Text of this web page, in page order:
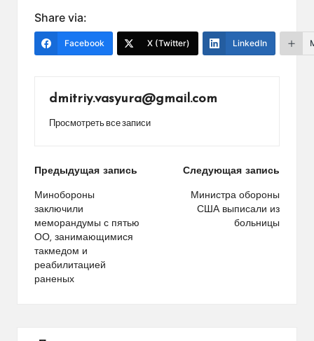
Share via:
Facebook X (Twitter) LinkedIn
dmitriy.vasyura@gmail.com
Просмотреть все записи
Навигация
по
записям
Предыдущая запись
Минобороны
заключили
меморандумы с пятью
ОО, занимающимися
такмедом и
реабилитацией
раненых
Следующая запись
Министра обороны
США выписали из
больницы